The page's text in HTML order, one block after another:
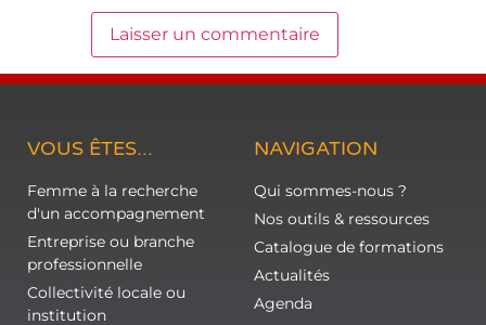
VOUS ÊTES...
Femme à la recherche
d'un accompagnement
Entreprise ou branche
professionnelle
Collectivité locale ou
institution
NAVIGATION
Qui sommes-nous ?
Nos outils & ressources
Catalogue de formations
Actualités
Agenda